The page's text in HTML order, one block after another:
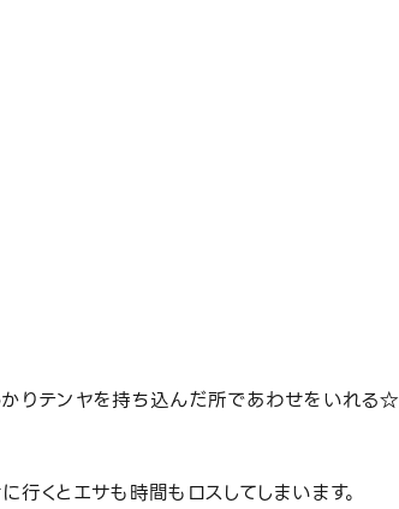
りテンヤを持ち込んだ所であわせをいれる☆
くとエサも時間もロスしてしまいます。